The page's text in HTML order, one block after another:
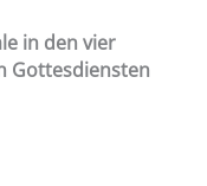
in den vier
Gottesdiensten